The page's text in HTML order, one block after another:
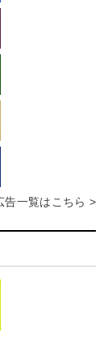
告一覧はこちら >